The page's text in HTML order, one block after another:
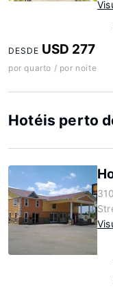
DESDE USD 277
por quarto / por noite
Hotéis perto